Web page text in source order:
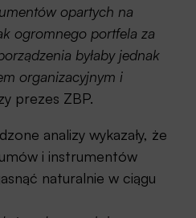
opartych na
ogromnego portfela za
byłaby jednak
organizacyjnym i
prezes ZBP.
analizy wykazały, że
i instrumentów
naturalnie w ciągu